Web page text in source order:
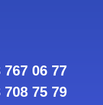
767 06 77
708 75 79